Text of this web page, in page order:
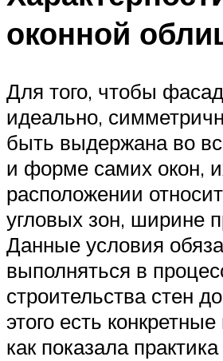
оконной
Для того, чтобы
идеально,
быть выдержана во
и форме самих окон,
расположении
угловых зон, ширине
Данные условия
выполняться в
строительства стен
этого есть
как показала